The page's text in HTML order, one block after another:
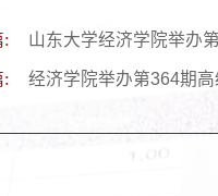
: 山东大学经济学院举办第三
: 经济学院举办第364期